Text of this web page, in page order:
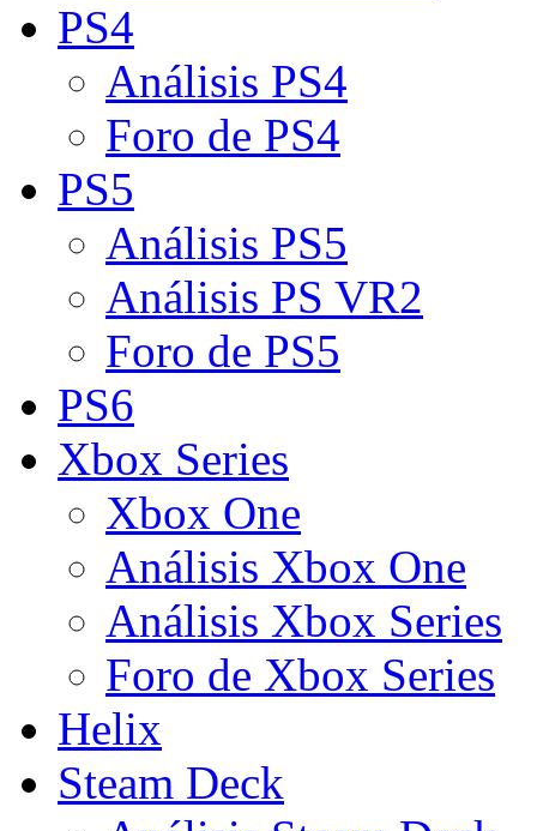
PS4
Análisis PS4
Foro de PS4
PS5
Análisis PS5
Análisis PS VR2
Foro de PS5
PS6
Xbox Series
Xbox One
Análisis Xbox One
Análisis Xbox Series
Foro de Xbox Series
Helix
Steam Deck